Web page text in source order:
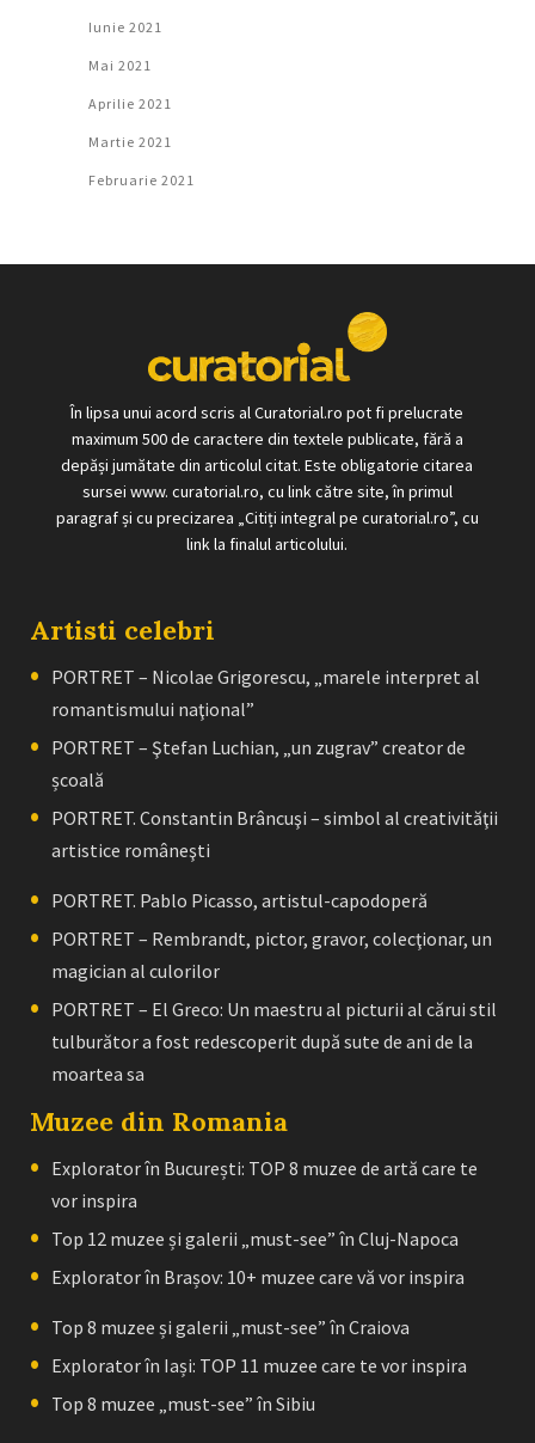
Iunie 2021
Mai 2021
Aprilie 2021
Martie 2021
Februarie 2021
În lipsa unui acord scris al Curatorial.ro pot fi prelucrate
maximum 500 de caractere din textele publicate, fără a
depăși jumătate din articolul citat. Este obligatorie citarea
sursei www. curatorial.ro, cu link către site, în primul
paragraf și cu precizarea „Citiți integral pe curatorial.ro”, cu
link la finalul articolului.
Artisti celebri
PORTRET – Nicolae Grigorescu, „marele interpret al
romantismului naţional”
PORTRET – Ştefan Luchian, „un zugrav” creator de
școală
PORTRET. Constantin Brâncuşi – simbol al creativităţii
artistice româneşti
PORTRET. Pablo Picasso, artistul-capodoperă
PORTRET – Rembrandt, pictor, gravor, colecţionar, un
magician al culorilor
PORTRET – El Greco: Un maestru al picturii al cărui stil
tulburător a fost redescoperit după sute de ani de la
moartea sa
Muzee din Romania
Explorator în București: TOP 8 muzee de artă care te
vor inspira
Top 12 muzee și galerii „must-see” în Cluj-Napoca
Explorator în Brașov: 10+ muzee care vă vor inspira
Top 8 muzee și galerii „must-see” în Craiova
Explorator în Iași: TOP 11 muzee care te vor inspira
Top 8 muzee „must-see” în Sibiu